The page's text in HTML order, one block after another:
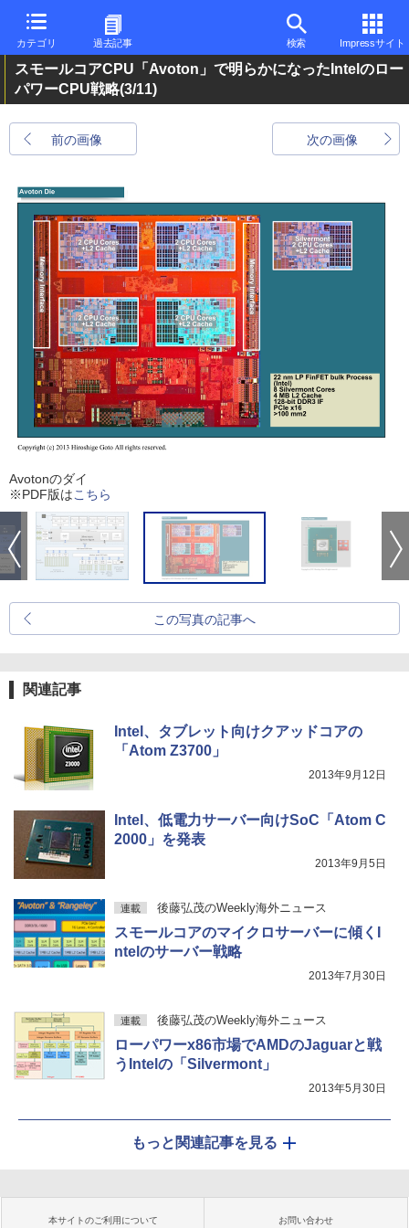
カテゴリ 過去記事 検索 Impressサイト
スモールコアCPU「Avoton」で明らかになったIntelのロー
パワーCPU戦略(3/11)
前の画像 次の画像
Avotonのダイ
※PDF版はこちら
この写真の記事へ
関連記事
Intel、タブレット向けクアッドコアの
「Atom Z3700」
2013年9月12日
Intel、低電力サーバー向けSoC「Atom C
2000」を発表
2013年9月5日
連載 後藤弘茂のWeekly海外ニュース
スモールコアのマイクロサーバーに傾くI
ntelのサーバー戦略
2013年7月30日
連載 後藤弘茂のWeekly海外ニュース
ローパワーx86市場でAMDのJaguarと戦
うIntelの「Silvermont」
2013年5月30日
もっと関連記事を見る
本サイトのご利用について お問い合わせ